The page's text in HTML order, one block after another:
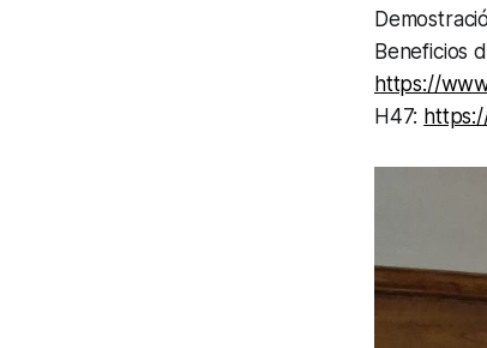
Beneficios
https://
H47: